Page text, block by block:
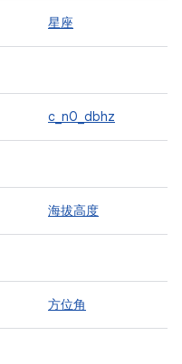
星座
c_n0_dbhz
海拔高度
方位角